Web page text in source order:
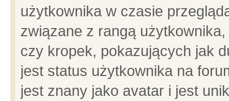
użytkownika w czasie
związane z rangą
czy kropek, pokazujących jak
jest status użytkownika na
jest znany jako avatar i jest